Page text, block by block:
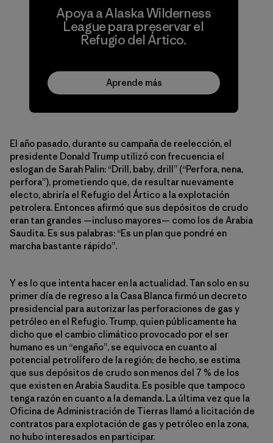
Apoya a Alaska Wilderness
League para preservar el
Refugio del Ártico.
Aprende más
El año pasado, durante su campaña de reelección, el
presidente Donald Trump utilizó con frecuencia el
eslogan de Sarah Palin: “Drill, baby, drill” (“Perfora, nena,
perfora”), prometiendo que, de resultar nuevamente
electo, abriría el Refugio del Ártico a la explotación
petrolera. Entonces afirmó que sus depósitos de crudo
eran tan grandes —incluso mayores— como los de Arabia
Saudita. Es sus palabras: “Es un plan que pondré en
marcha bastante rápido”.
Y es lo que intenta hacer en la actualidad. Tan solo en su
primer día de regreso a la Casa Blanca firmó un decreto
presidencial para autorizar las perforaciones de gas y
petróleo en el Refugio. Trump, quien públicamente ha
dicho que el cambio climático provocado por el ser
humano es un “engaño”, se equivoca en cuanto al
potencial petrolífero de la región; de hecho, se estima
que sus depósitos de crudo son menos del 7 % de los
que existen en Arabia Saudita. Es posible que tampoco
tenga razón en cuanto a la demanda. La última vez que la
Oficina de Administración de Tierras llamó a licitación de
contratos para explotación de gas y petróleo en la zona,
no hubo interesados en participar.